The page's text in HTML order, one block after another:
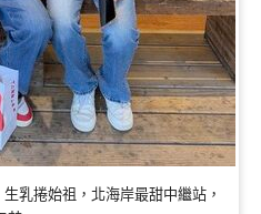
乳捲始祖，北海岸最甜中繼站，